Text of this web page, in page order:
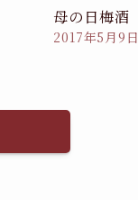
母の日梅酒
2017年5月9日